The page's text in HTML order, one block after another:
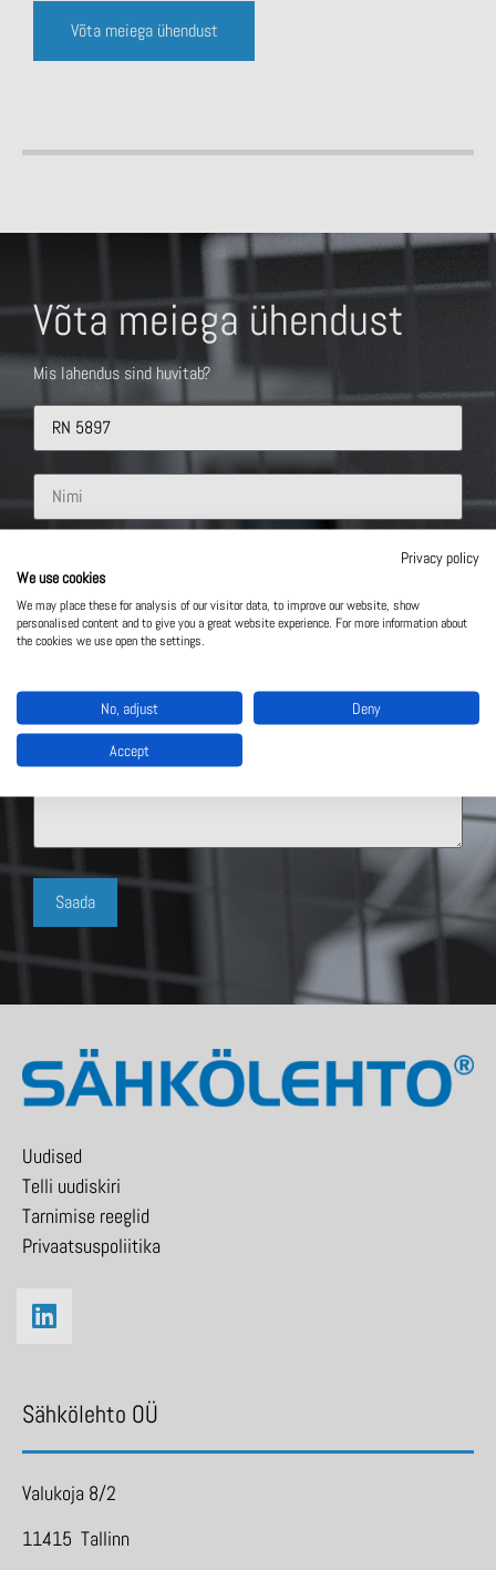
Võta meiega ühendust
Võta meiega ühendust
Mis lahendus sind huvitab?
Uudised
Telli uudiskiri
Tarnimise reeglid
Privaatsuspoliitika
Sähkölehto OÜ
Valukoja 8/2
11415 Tallinn
Privacy policy
We use cookies
We may place these for analysis of our visitor data, to improve our website, show
personalised content and to give you a great website experience. For more information about
the cookies we use open the settings.
No, adjust Deny
Accept